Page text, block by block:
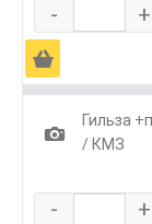
- +
Ä
1
Гильза
/ КМЗ
- +